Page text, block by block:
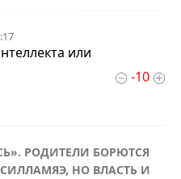
или
-10
РОДИТЕЛИ БОРЮТСЯ
НО ВЛАСТЬ И